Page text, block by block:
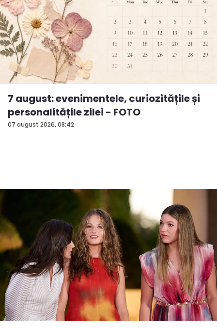
07 august 2026, 08:42
7 august: evenimentele, curiozitățile și
personalitățile zilei - FOTO